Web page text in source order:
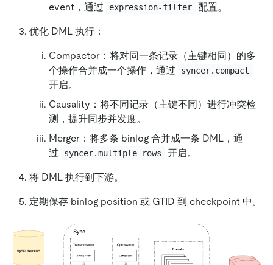
event，通过
expression-filter 配置。
优化 DML 执行：
Compactor：将对同一条记录（主键相同）的多
个操作合并成一个操作，通过
syncer.compact
开启。
Causality：将不同记录（主键不同）进行冲突检
测，提升同步并发度。
Merger：将多条 binlog 合并成一条 DML，通
过
syncer.multiple-rows 开启。
将 DML 执行到下游。
定期保存 binlog position 或 GTID 到 checkpoint 中。